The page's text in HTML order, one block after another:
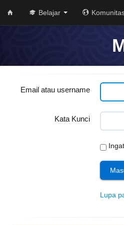
Belajar
Email atau username
Kata Kunci
Lupa